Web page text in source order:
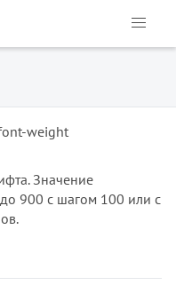
weight
Значение
900 с шагом 100 или с